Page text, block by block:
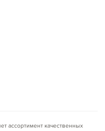
ассортимент качественных